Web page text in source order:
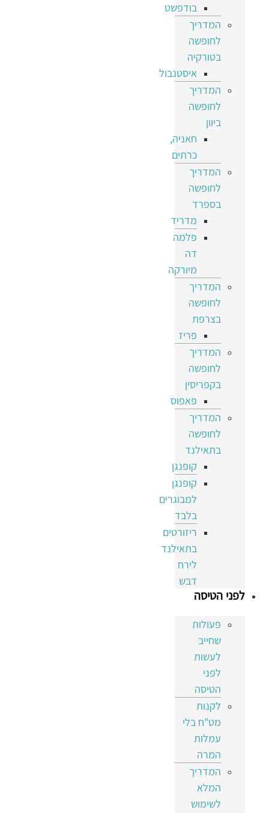
בודפשט
המדריך
לחופשה
בטורקיה
איסטנבול
המדריך
לחופשה
ביוון
חאניה,
כרתים
המדריך
לחופשה
בספרד
מדריד
פלמה
דה
מיורקה
המדריך
לחופשה
בצרפת
פריז
המדריך
לחופשה
בקפריסין
פאפוס
המדריך
לחופשה
בתאילנד
קופנגן
קופנגן
למבוגרים
בלבד
ריזורטים
בתאילנד
לירח
דבש
לפני הטיסה
פעולות
שחייב
לעשות
לפני
הטיסה
לקנות
מט"ח בלי
עמלות
המרה
המדריך
המלא
לשימוש